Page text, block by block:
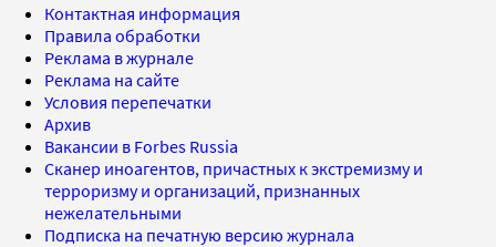
Контактная информация
Правила обработки
Реклама в журнале
Реклама на сайте
Условия перепечатки
Архив
Вакансии в Forbes Russia
Сканер иноагентов, причастных к экстремизму и
терроризму и организаций, признанных
нежелательными
Подписка на печатную версию журнала